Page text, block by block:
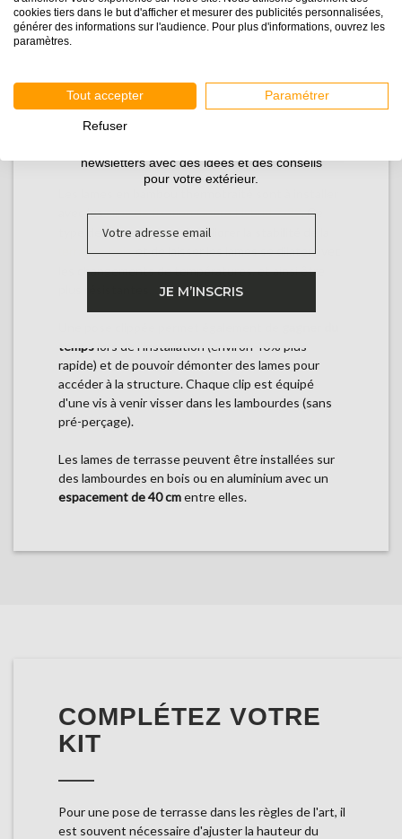
UNE TERRASSE
BAMBOU À CLIPPER
avec lesclips de fixation Cobra Hybrid 7-22. Ce
type de pose permet d'améliorer la stabilité de la
terrasse boiset de laisser les lames se dilater avec
les changements de températures, et ainsi être
tempslors de l'installation (environ 40% plus
rapide) et de pouvoir démonter des lames pour
accéder à la structure. Chaque clip est équipé
d'une vis à venir visser dans les lambourdes (sans
pré-perçage).
Les lames de terrasse peuvent être installées sur
des lambourdes en bois ou en aluminium avec un
espacement de 40 cmentre elles.
COMPLÉTEZ VOTRE
KIT
Pour une pose de terrasse dans les règles de l'art, il
est souvent nécessaire d'ajuster la hauteur du
cookies tiers dans le but d'afficher et mesurer des publicités personnalisées,
générer des informations sur l'audience. Pour plus d'informations, ouvrez les
paramètres.
Tout accepter Paramétrer
Refuser
newsletters avec des idées et des conseils
pour votre extérieur.
JE M’INSCRIS